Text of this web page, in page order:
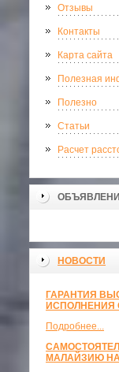
Отзывы
Контакты
Карта сайта
Полезная
Полезно
Статьи
Расчет
НОВОСТИ
ГАРАНТИЯ
ИСПОЛНЕНИЯ
Подробнее...
МАЛАЙЗИЮ